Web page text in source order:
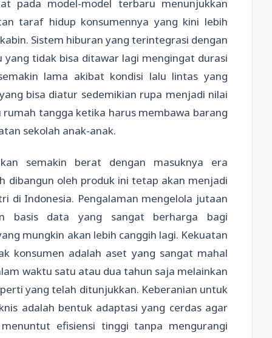
pada model-model terbaru menunjukkan
taraf hidup konsumennya yang kini lebih
Sistem hiburan yang terintegrasi dengan
tidak bisa ditawar lagi mengingat durasi
lama akibat kondisi lalu lintas yang
bisa diatur sedemikian rupa menjadi nilai
tangga ketika harus membawa barang
sekolah anak-anak.
semakin berat dengan masuknya era
dibangun oleh produk ini tetap akan menjadi
di Indonesia. Pengalaman mengelola jutaan
basis data yang sangat berharga bagi
mungkin akan lebih canggih lagi. Kekuatan
konsumen adalah aset yang sangat mahal
waktu satu atau dua tahun saja melainkan
yang telah ditunjukkan. Keberanian untuk
adalah bentuk adaptasi yang cerdas agar
efisiensi tinggi tanpa mengurangi